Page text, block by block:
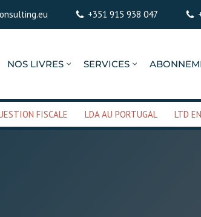
+351 915 938 047
NOS LIVRES SERVICES
FISCALE LDA AU PORTUGAL LTD